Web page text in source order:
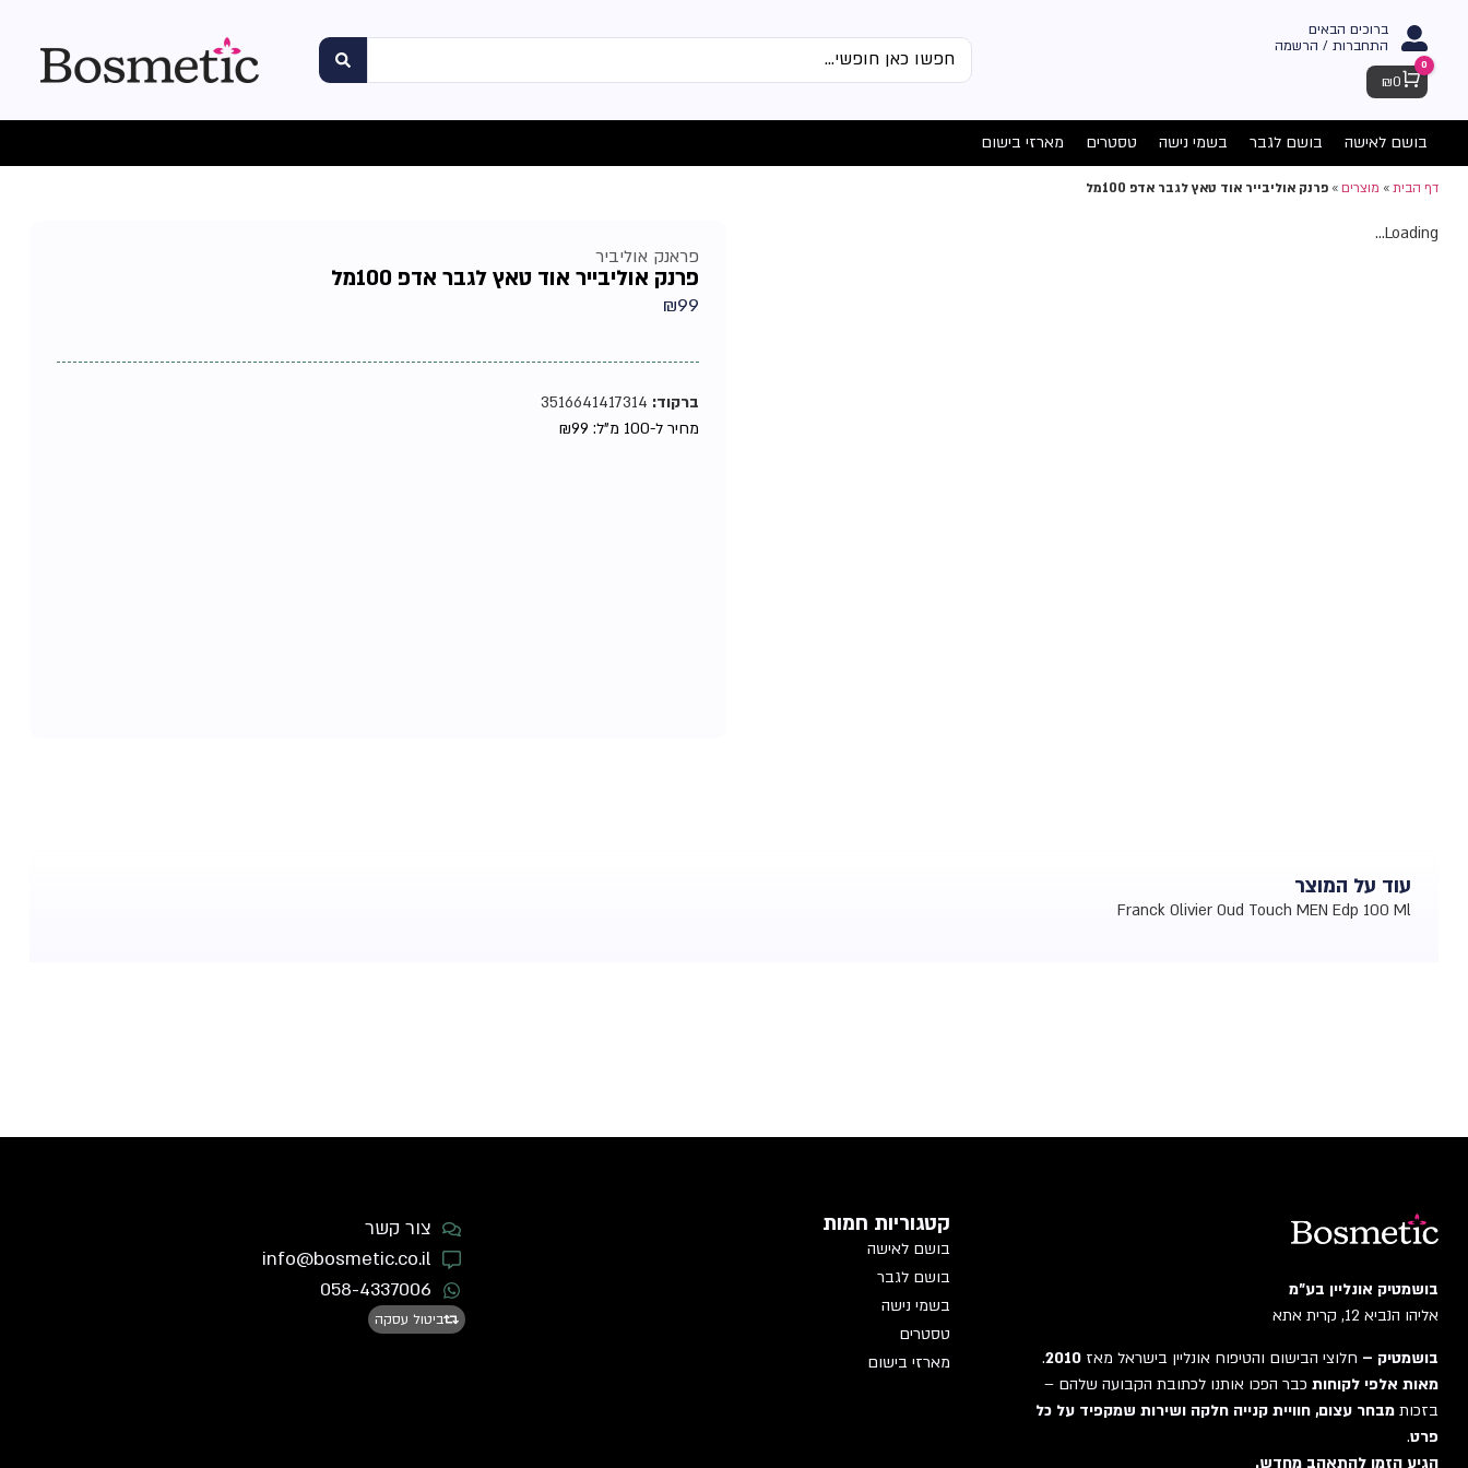
ברוכים הבאים
התחברות / הרשמה
Cart
0
₪0
בושם לאישה בושם לגבר בשמי נישה טסטרים מארזי בישום
דף הבית» מוצרים» פרנק אוליבייר אוד טאץ לגבר אדפ 100מל
Loading...
פראנק אוליביר
פרנק אוליבייר אוד טאץ לגבר אדפ 100מל
₪99
ברקוד:
מחיר ל-100 מ"ל:
₪99
עוד על המוצר
Franck Olivier Oud Touch MEN Edp 100 Ml
בושמטיק אונליין בע"מ
אליהו הנביא 12, קרית אתא
בושמטיק – חלוצי הבישום והטיפוח אונליין בישראל מאז 2010
.
מאות אלפי לקוחות כבר הפכו אותנו לכתובת הקבועה שלהם –
בזכות מבחר עצום, חוויית קנייה חלקה ושירות שמקפיד על כל
פרט.
הגיע הזמן להתאהב מחדש.
קטגוריות חמות
בושם לאישה
בושם לגבר
בשמי נישה
טסטרים
מארזי בישום
צור קשר
info@bosmetic.co.il
058-4337006
ביטול עסקה